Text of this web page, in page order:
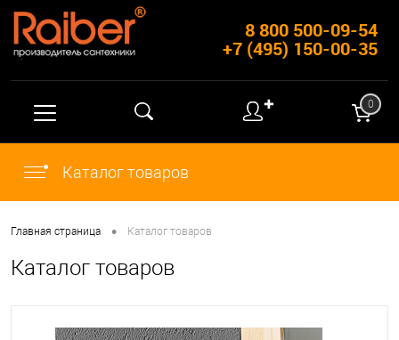
8 800 500-09-54
+7 (495) 150-00-35
✚ 0
Каталог товаров
Главная страница • Каталог товаров
Каталог товаров